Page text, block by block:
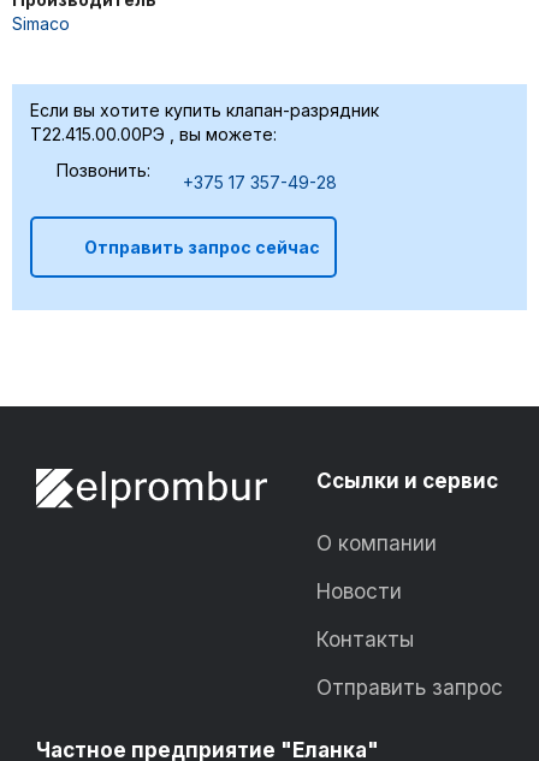
Simaco
Если вы хотите купить клапан-разрядник
Т22.415.00.00РЭ , вы можете:
Позвонить:
+375 17 357-49-28
Отправить запрос сейчас
Ссылки и сервис
О компании
Новости
Контакты
Отправить запрос
Частное предприятие "Еланка"